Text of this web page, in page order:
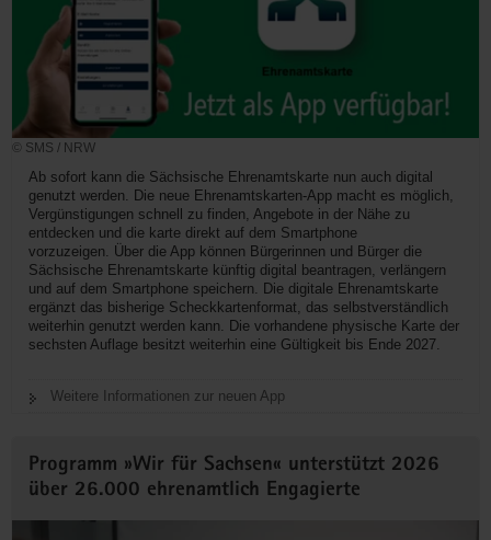
© SMS / NRW
Ab sofort kann die Sächsische Ehrenamtskarte nun auch digital
genutzt werden. Die neue Ehrenamtskarten-App macht es möglich,
Vergünstigungen schnell zu finden, Angebote in der Nähe zu
entdecken und die karte direkt auf dem Smartphone
vorzuzeigen. Über die App können Bürgerinnen und Bürger die
Sächsische Ehrenamtskarte künftig digital beantragen, verlängern
und auf dem Smartphone speichern. Die digitale Ehrenamtskarte
ergänzt das bisherige Scheckkartenformat, das selbstverständlich
weiterhin genutzt werden kann. Die vorhandene physische Karte der
sechsten Auflage besitzt weiterhin eine Gültigkeit bis Ende 2027.
Weitere Informationen zur neuen App
Programm »Wir für Sachsen« unterstützt 2026
über 26.000 ehrenamtlich Engagierte